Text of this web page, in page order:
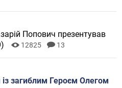
Попович презентував
12825 13
загиблим Героєм Олегом